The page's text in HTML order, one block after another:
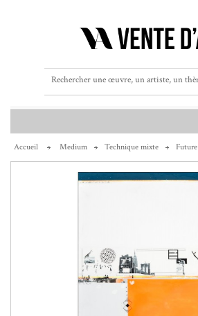
Accueil Medium Technique mixte Future